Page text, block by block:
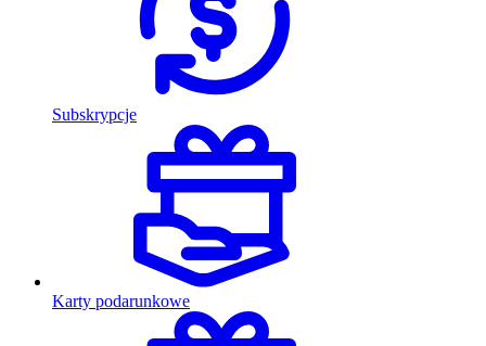
Subskrypcje
Karty podarunkowe